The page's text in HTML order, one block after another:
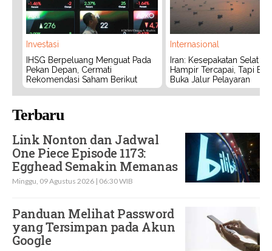
Investasi
IHSG Berpeluang Menguat Pada
Pekan Depan, Cermati
Rekomendasi Saham Berikut
Internasional
Iran: Kesepakatan Selat
Hampir Tercapai, Tapi
Buka Jalur Pelayaran
Terbaru
Link Nonton dan Jadwal
One Piece Episode 1173:
Egghead Semakin Memanas
Minggu, 09 Agustus 2026 | 06:30 WIB
Panduan Melihat Password
yang Tersimpan pada Akun
Google